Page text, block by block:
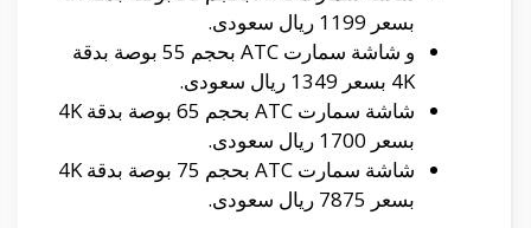
بسعر 1199 ريال سعودى.
و شاشة سمارت ATC بحجم 55 بوصة بدقة
4K بسعر 1349 ريال سعودى.
شاشة سمارت ATC بحجم 65 بوصة بدقة 4K
بسعر 1700 ريال سعودى.
شاشة سمارت ATC بحجم 75 بوصة بدقة 4K
بسعر 7875 ريال سعودى.